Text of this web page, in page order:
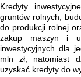
Kredyty
gruntów rolnych,
do produkcji rolnej
zakup maszyn i
inwestycyjnych dla
mln zł, natomiast
uzyskać kredyty do